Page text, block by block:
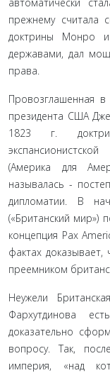
прежнему считала
доктрины Монро
державами, дал
права.
Провозглашенная
президента США
1823 г.
(Америка для
называлась -
дипломатии. В
(«Британский мир»)
концепция Pax
фактах доказывает,
преемником
Неужели
Фархутдинова
доказатель­но
вопросу. Так,
империя, «над